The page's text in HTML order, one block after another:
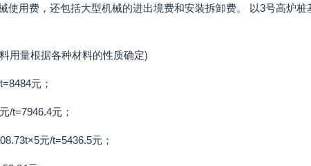
使用费，还包括大型机械的进出境费和安装拆卸费。 以3号高炉
用量根据各种材料的性质确定)
元；
/t=7946.4元；
元/t=5436.5元；